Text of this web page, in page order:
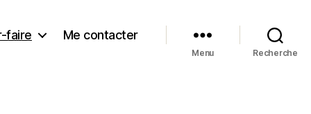
faire Me contacter
Menu Recherche